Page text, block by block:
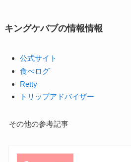
キングケバブの情報情報
公式サイト
食べログ
Retty
トリップアドバイザー
その他の参考記事